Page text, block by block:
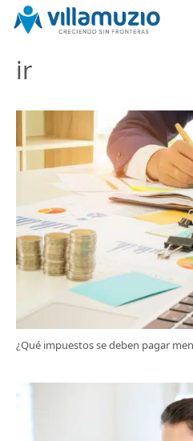
ir
¿Qué impuestos se deben pagar